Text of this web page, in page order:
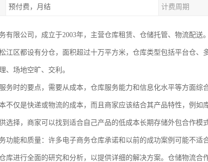
预付费，月结 计费周期
有限公司，成立于2003年，主营仓库租赁、仓储托管、物流配
江区都设有分仓，面积超过十万平方米，仓库类型包括平台仓、
、场地空旷、交利。
务时的要点，需要从成本，仓库服务能力和信息化水平等方面综
不仅是快递或物流的成本，而且商家应该结合其产品特性，例
选择，商家可以找到适合自己产品的低成本长期存储外包合作模式
功能和质量：许多电子商务仓库承诺和以前的成功案例可能不
库进行全面的研究和分析，以提供详细的解决方案。仓储物流合